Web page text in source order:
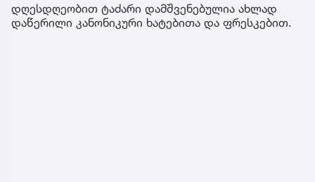
დღესდღეობით ტაძარი დამშვენებულია ახლად
დაწერილი კანონიკური ხატებითა და ფრესკებით.